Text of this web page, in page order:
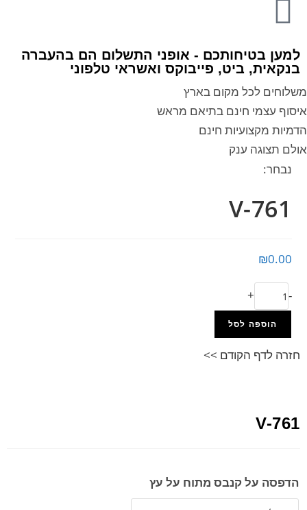
למען בטיחותכם - אופני התשלום הם בהעברה
בנקאית, ביט, פייבוקס ואשראי טלפוני
משלוחים לכל מקום בארץ
איסוף עצמי חינם בתיאם מראש
הדמיות מקצועיות חינם
אולם תצוגה ענק
נבחר:
V-761
₪0.00
-
+
הוספה לסל
חזרה לדף הקודם >>
V-761
הדפסה על קנבס מתוח על עץ